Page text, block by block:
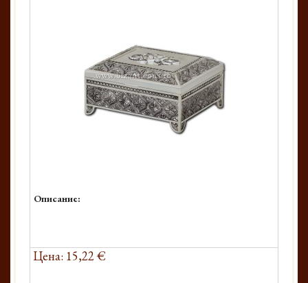
Описание:
Цена: 15,22 €